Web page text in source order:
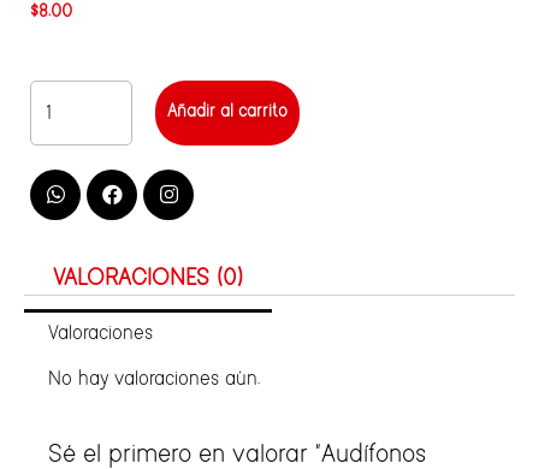
$8.00
Añadir al carrito
VALORACIONES (0)
Valoraciones
No hay valoraciones aún.
Sé el primero en valorar “Audífonos